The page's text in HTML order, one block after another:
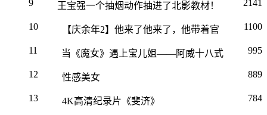
9 王宝强一个抽烟动作抽进了北影教材！ 2141
10 【庆余年2】他来了他来了，他带着官宣走来1100
11 当《魔女》遇上宝儿姐——阿威十八式 995
12 性感美女 889
13 4K高清纪录片《斐济》 784